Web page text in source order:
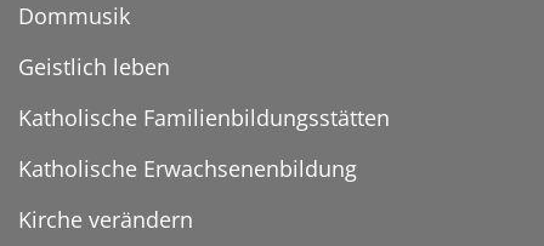
Dommusik
Geistlich leben
Katholische Familienbildungsstätten
Katholische Erwachsenenbildung
Kirche verändern